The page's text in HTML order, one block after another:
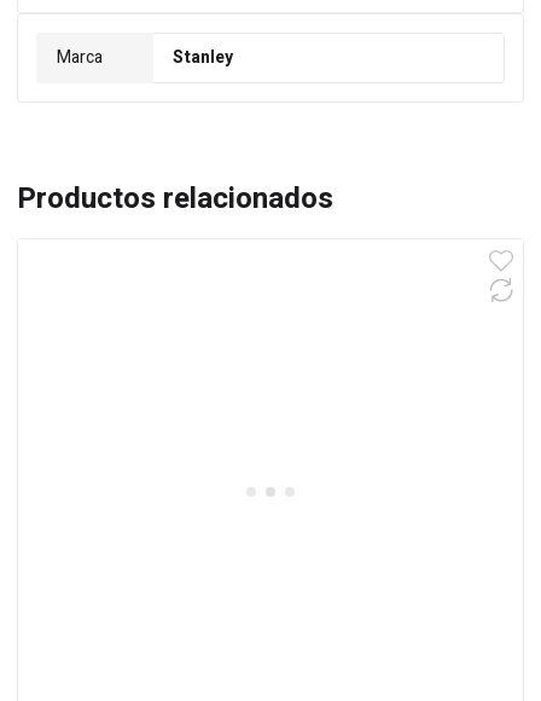
Marca Stanley
Productos relacionados